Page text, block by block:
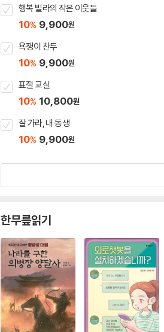
행복 빌라의 작은 이웃들
10% 9,900원
욕쟁이 찬두
10% 9,900원
표절 교실
10% 10,800원
잘 가라, 내 동생
10% 9,900원
한무릎읽기